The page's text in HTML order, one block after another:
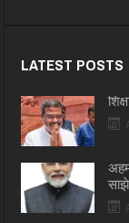
LATEST POSTS